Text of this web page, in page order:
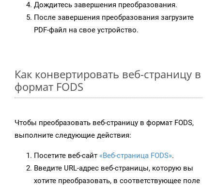
Дождитесь завершения преобразования.
После завершения преобразования загрузите
PDF-файл на свое устройство.
Как конвертировать веб-страницу в
формат FODS
Чтобы преобразовать веб-страницу в формат FODS,
выполните следующие действия:
Посетите веб-сайт «Веб-страница FODS».
Введите URL-адрес веб-страницы, которую вы
хотите преобразовать, в соответствующее поле